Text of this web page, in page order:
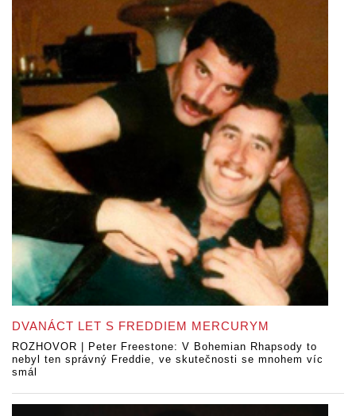
DVANÁCT LET S FREDDIEM MERCURYM
ROZHOVOR | Peter Freestone: V Bohemian Rhapsody to
nebyl ten správný Freddie, ve skutečnosti se mnohem víc
smál